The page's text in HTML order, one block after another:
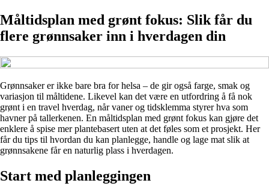
Måltidsplan med grønt fokus: Slik får du
flere grønnsaker inn i hverdagen din
Grønnsaker er ikke bare bra for helsa – de gir også farge, smak og
variasjon til måltidene. Likevel kan det være en utfordring å få nok
grønt i en travel hverdag, når vaner og tidsklemma styrer hva som
havner på tallerkenen. En måltidsplan med grønt fokus kan gjøre det
enklere å spise mer plantebasert uten at det føles som et prosjekt. Her
får du tips til hvordan du kan planlegge, handle og lage mat slik at
grønnsakene får en naturlig plass i hverdagen.
Start med planleggingen